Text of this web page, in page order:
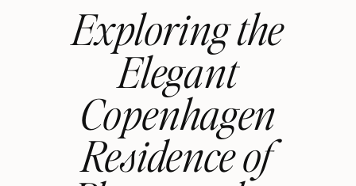
Exploring the
Elegant
Copenhagen
Residence of